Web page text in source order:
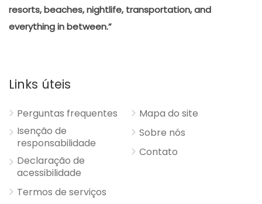
resorts, beaches, nightlife, transportation, and
everything in between.”
Links úteis
Perguntas frequentes
Isenção de
responsabilidade
Declaração de
acessibilidade
Termos de serviços
Mapa do site
Sobre nós
Contato